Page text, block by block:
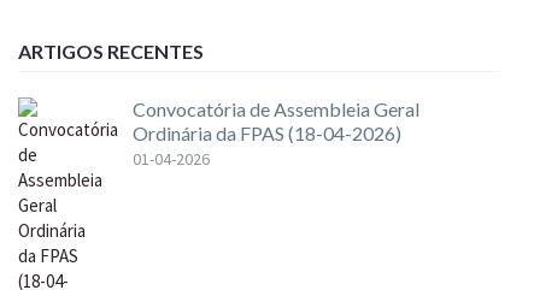
ARTIGOS RECENTES
Convocatória de Assembleia Geral
Ordinária da FPAS (18-04-2026)
01-04-2026